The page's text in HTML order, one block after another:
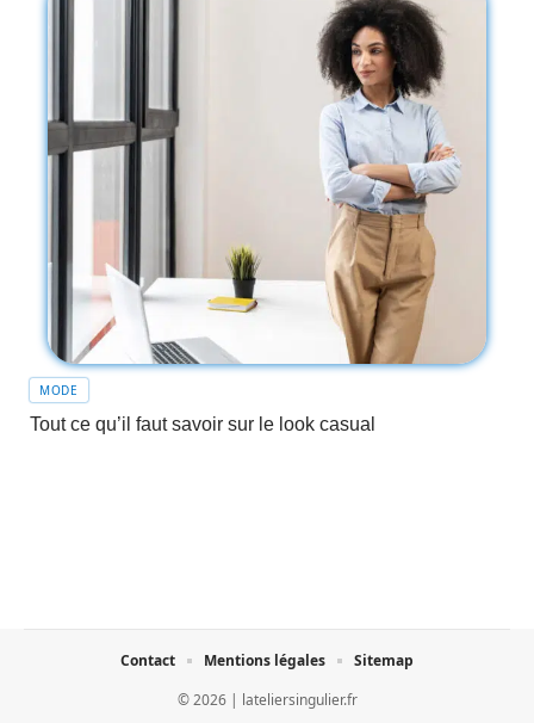
MODE
Tout ce qu’il faut savoir sur le look casual
© 2026 | lateliersingulier.fr
Contact Mentions légales Sitemap